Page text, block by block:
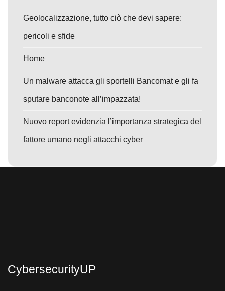
Geolocalizzazione, tutto ciò che devi sapere:
pericoli e sfide
Home
Un malware attacca gli sportelli Bancomat e gli fa
sputare banconote all’impazzata!
Nuovo report evidenzia l’importanza strategica del
fattore umano negli attacchi cyber
CybersecurityUP